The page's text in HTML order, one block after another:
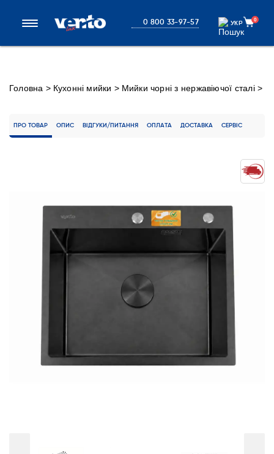
0 800 33-97-57 УКР
УКР 0
Головна > Кухонні мийки > Мийки чорні з нержавіючої сталі>
ПРО ТОВАР ОПИС ВІДГУКИ/ПИТАННЯ ОПЛАТА ДОСТАВКА СЕРВІС